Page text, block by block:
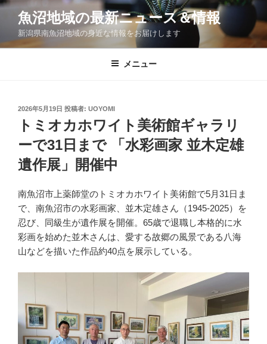
コ
ン
魚沼地域の最新ニュース＆情報
新潟県南魚沼地域の身近な情報をお届けします
メニュー
投
稿
2026年5月19日 投稿者: UOYOMI
トミオカホワイト美術館ギャラリ
ーで31日まで 「水彩画家 並木定雄
遺作展」開催中
南魚沼市上薬師堂のトミオカホワイト美術館で5月31日ま
で、南魚沼市の水彩画家、並木定雄さん（1945-2025）を
忍び、同級生が遺作展を開催。 65歳で退職し本格的に水
彩画を始めた並木さんは、愛する故郷の風景である八海
山などを描いた作品約40点を展示している。